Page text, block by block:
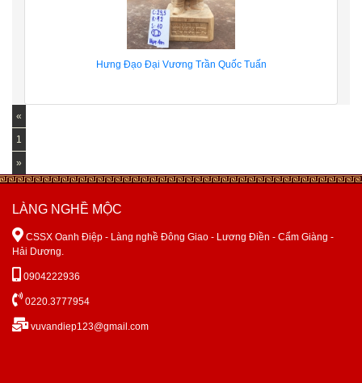
Hưng Đạo Đại Vương Trần Quốc Tuấn
«
1
»
LÀNG NGHỀ MỘC
 CSSX Oanh Điệp - Làng nghề Đông Giao - Lương Điền - Cẩm Giàng -
Hải Dương.
 0904222936
 0220.3777954
vuvandiep123@gmail.com